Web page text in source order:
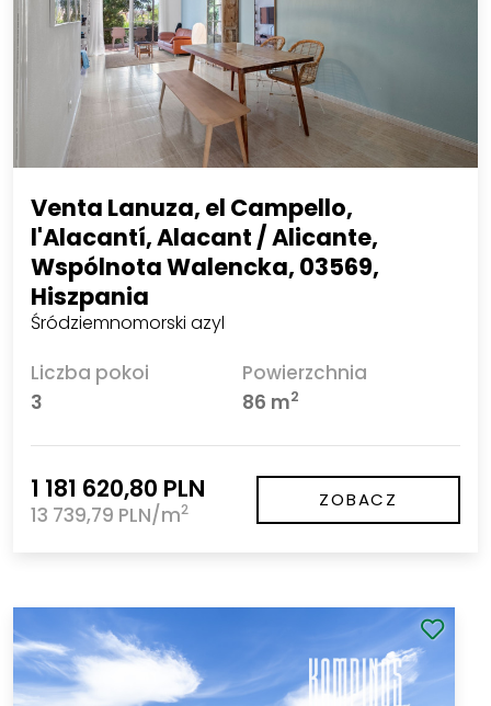
Venta Lanuza, el Campello,
l'Alacantí, Alacant / Alicante,
Wspólnota Walencka, 03569,
Hiszpania
Śródziemnomorski azyl
Liczba pokoi
3
Powierzchnia
86 m2
1 181 620,80 PLN
13 739,79 PLN/m2 ZOBACZ